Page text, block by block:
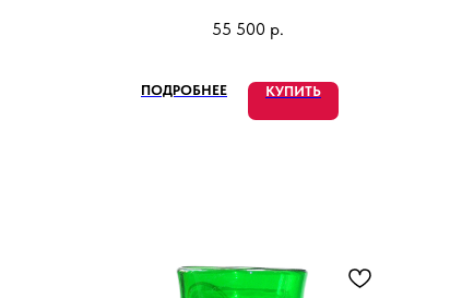
Сделано в Италии
55 500 р.
ПОДРОБНЕЕ КУПИТЬ